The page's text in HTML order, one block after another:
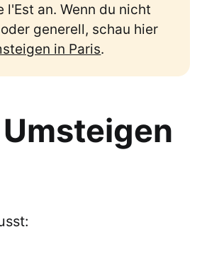
l'Est an. Wenn du nicht
generell, schau hier
in Paris.